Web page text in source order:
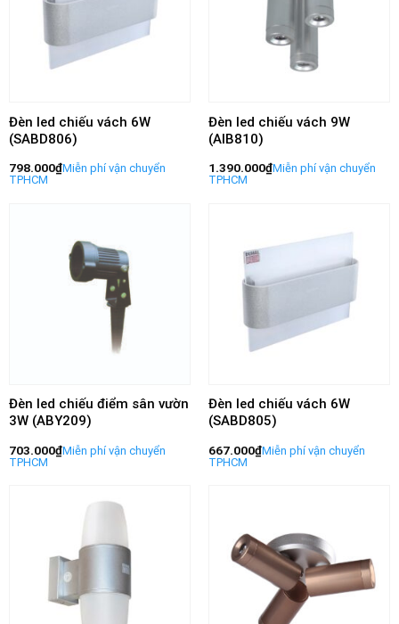
Đèn led chiếu vách 6W
(SABD806)
798.000₫
Đèn led chiếu vách 9W
(AIB810)
1.390.000₫
Đèn led chiếu điểm sân vườn
3W (ABY209)
703.000₫
Đèn led chiếu vách 6W
(SABD805)
667.000₫